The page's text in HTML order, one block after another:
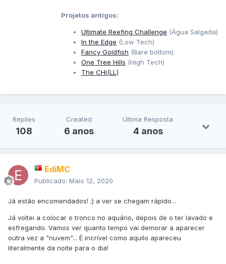
Projetos antigos:
Ultimate Reefing Challenge (Água Salgada)
In the Edge (Low Tech)
Fancy Goldfish (Bare bottom)
One Tree Hills (High Tech)
The CHI(LL)
Replies
108
Created
6 anos
Última Resposta
4 anos
EdiMC
Publicado: Maio 12, 2020
Já estão encomendados! ;) a ver se chegam rápido...
Já voltei a colocar o tronco no aquário, depois de o ter lavado e
esfregando. Vamos ver quanto tempo vai demorar a aparecer
outra vez a "nuvem"... É incrível como aquilo apareceu
literalmente da noite para o dia!